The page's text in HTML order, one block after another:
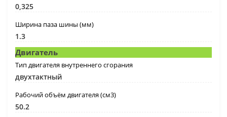
0,325
Ширина паза шины (мм)
1.3
Двигатель
Тип двигателя внутреннего сгорания
двухтактный
Рабочий объём двигателя (см3)
50.2